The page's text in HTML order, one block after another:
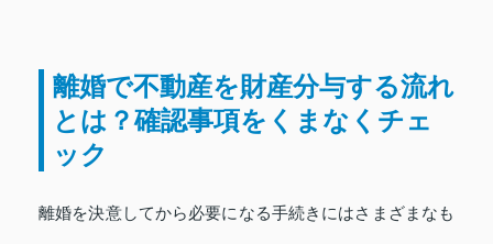
離婚で不動産を財産分与する流れ
とは？確認事項をくまなくチェ
ック
離婚を決意してから必要になる手続きにはさまざまなも